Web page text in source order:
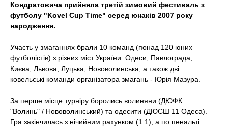
p
o
Кондратовича прийняла третій зимовий фестиваль з
футболу "Kovel Cup Time" серед юнаків 2007 року
народження.
Участь у змаганнях брали 10 команд (понад 120 юних
футболістів) з різних міст України: Одеси, Павлограда,
Києва, Львова, Луцька, Нововолинська, а також дві
ковельські команди організатора змагань - Юрія Мазура.
За перше місце турніру боролись волиняни (ДЮФК
"Волинь" / Нововолинський) та одесити (ДЮСШ 11 Одеса).
Гра закінчилась з нічийним рахунком (1:1), а по пенальті